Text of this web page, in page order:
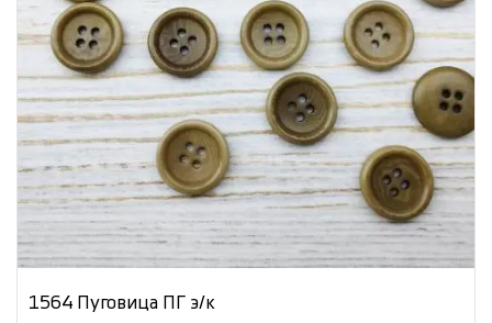
1564 Пуговица ПГ э/к